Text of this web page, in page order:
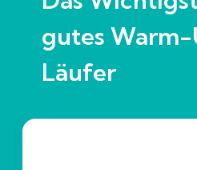
gutes
Läufer